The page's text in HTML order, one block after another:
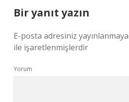
Bir yanıt yazın
E-posta adresiniz
ile işaretlenmişlerdir
Yorum